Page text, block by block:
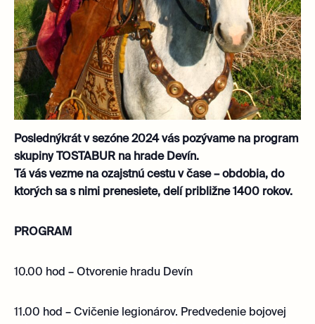
Poslednýkrát v sezóne 2024 vás pozývame na program
skupiny TOSTABUR na hrade Devín.
Tá vás vezme na ozajstnú cestu v čase – obdobia, do
ktorých sa s nimi prenesiete, delí približne 1400 rokov.
PROGRAM
10.00 hod – Otvorenie hradu Devín
11.00 hod – Cvičenie legionárov. Predvedenie bojovej